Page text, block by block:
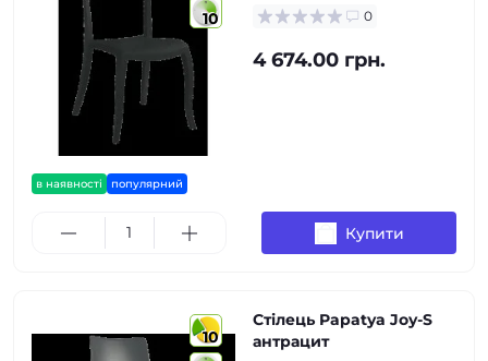
10
в наявності популярний
0
4 674.00 грн.
Купити
10
Стілець Papatya Joy-S
антрацит